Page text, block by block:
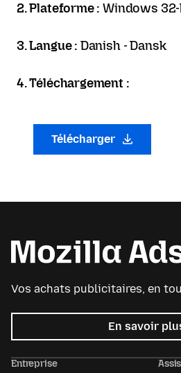
2. Plateforme :Windows
3. Langue : Danish - Dansk
4. Téléchargement :
Télécharger
Vos achats publicitaires, en
En savoir
Entreprise